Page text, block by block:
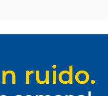
ruido.